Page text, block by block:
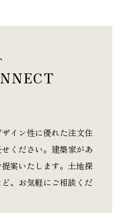
イン性に優れた注文住
ください。建築家があ
案いたします。土地探
、お気軽にご相談くだ